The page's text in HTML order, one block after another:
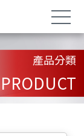
產品分類
PRODUCT